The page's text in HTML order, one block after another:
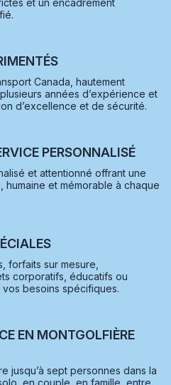
et un encadrement
Canada, hautement
années d’expérience et
d’excellence et de sécurité.
PERSONNALISÉ
et attentionné offrant une
et mémorable à chaque
forfaits sur mesure,
corporatifs, éducatifs ou
besoins spécifiques.
EN MONTGOLFIÈRE
jusqu’à sept personnes dans la
en couple, en famille, entre